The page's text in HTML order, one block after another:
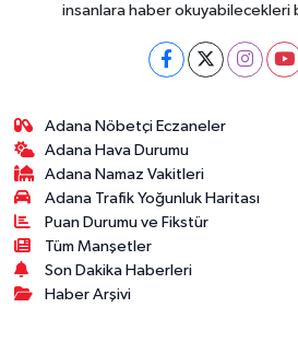
insanlara haber okuyabilecekleri
Adana Nöbetçi Eczaneler
Adana Hava Durumu
Adana Namaz Vakitleri
Adana Trafik Yoğunluk Haritası
Puan Durumu ve Fikstür
Tüm Manşetler
Son Dakika Haberleri
Haber Arşivi